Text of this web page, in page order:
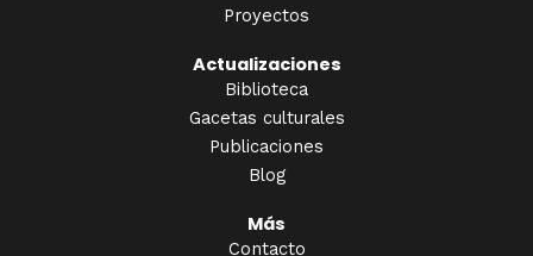
Proyectos
Actualizaciones
Biblioteca
Gacetas culturales
Publicaciones
Blog
Más
Contacto